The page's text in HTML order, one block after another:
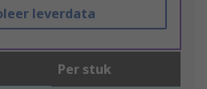
leverdata
Per stuk